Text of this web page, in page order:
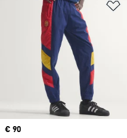
Precio
€ 90